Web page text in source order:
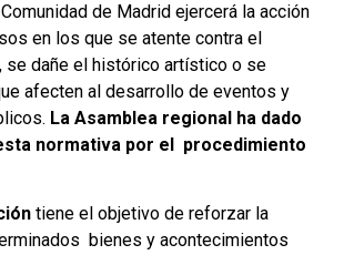
de Madrid ejercerá la acción
en los que se atente contra el
se dañe el histórico artístico o se
afecten al desarrollo de eventos y
La Asamblea regional ha dado
normativa por el procedimiento
tiene el objetivo de reforzar la
bienes y acontecimientos